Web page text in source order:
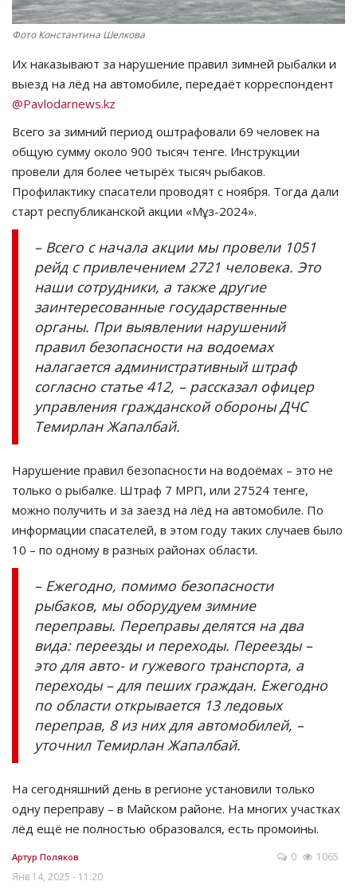
OFFICIAL
Курултай
Язык
Қазақша Русский
Фото Константина Шелкова
Их наказывают за нарушение правил зимней рыбалки и
выезд на лёд на автомобиле, передаёт корреспондент
@Pavlodarnews.kz
Всего за зимний период оштрафовали 69 человек на
общую сумму около 900 тысяч тенге. Инструкции
провели для более четырёх тысяч рыбаков.
Профилактику спасатели проводят с ноября. Тогда дали
старт республиканской акции «Мұз-2024».
– Всего с начала акции мы провели 1051
рейд с привлечением 2721 человека. Это
наши сотрудники, а также другие
заинтересованные государственные
органы. При выявлении нарушений
правил безопасности на водоемах
налагается административный штраф
согласно статье 412, – рассказал офицер
управления гражданской обороны ДЧС
Темирлан Жапалбай.
Нарушение правил безопасности на водоёмах – это не
только о рыбалке. Штраф 7 МРП, или 27524 тенге,
можно получить и за заезд на лёд на автомобиле. По
информации спасателей, в этом году таких случаев было
10 – по одному в разных районах области.
– Ежегодно, помимо безопасности
рыбаков, мы оборудуем зимние
переправы. Переправы делятся на два
вида: переезды и переходы. Переезды –
это для авто- и гужевого транспорта, а
переходы – для пеших граждан. Ежегодно
по области открывается 13 ледовых
переправ, 8 из них для автомобилей, –
уточнил Темирлан Жапалбай.
На сегодняшний день в регионе установили только
одну переправу – в Майском районе. На многих участках
лёд ещё не полностью образовался, есть промоины.
Артур Поляков
Янв 14, 2025 - 11:20
0 1065